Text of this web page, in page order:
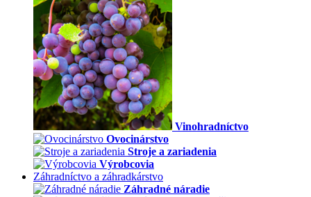
Vinohradníctvo
Ovocinárstvo
Stroje a zariadenia
Výrobcovia
Záhradníctvo a záhradkárstvo
Záhradné náradie